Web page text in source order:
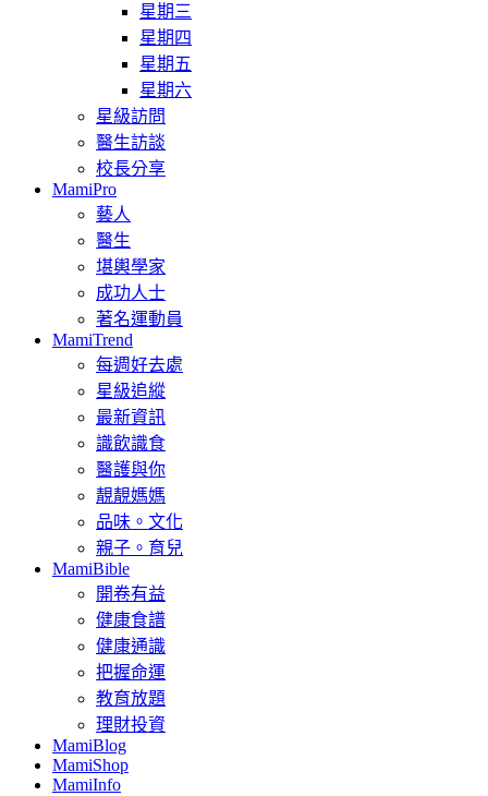
星期三
星期四
星期五
星期六
星級訪問
醫生訪談
校長分享
MamiPro
藝人
醫生
堪輿學家
成功人士
著名運動員
MamiTrend
每週好去處
星級追縱
最新資訊
識飲識食
醫護與你
靚靚媽媽
品味。文化
親子。育兒
MamiBible
開卷有益
健康食譜
健康通識
把握命運
教育放題
理財投資
MamiBlog
MamiShop
MamiInfo